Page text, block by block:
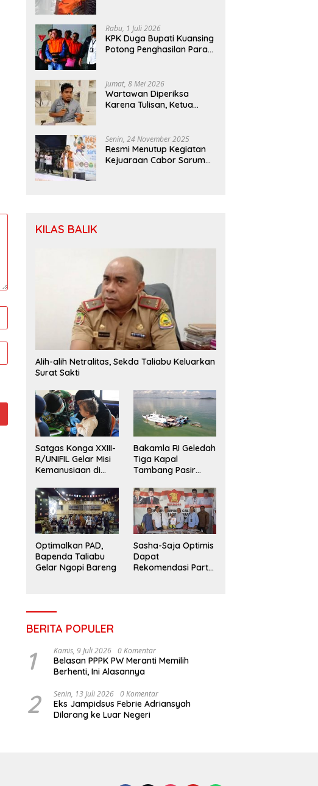
Rabu, 1 Juli 2026
KPK Duga Bupati Kuansing
Potong Penghasilan Para
Jumat, 8 Mei 2026
Wartawan Diperiksa
Karena Tulisan, Ketua
Dewan Pers
Senin, 24 November 2025
Resmi Menutup Kegiatan
Kejuaraan Cabor Saruma,
KILAS BALIK
Alih-alih Netralitas, Sekda Taliabu Keluarkan
Surat Sakti
Satgas Konga XXIII-
R/UNIFIL Gelar Misi
Kemanusiaan di
Bakamla RI Geledah
Tiga Kapal
Tambang Pasir
Karimun
Optimalkan PAD,
Bapenda Taliabu
Gelar Ngopi Bareng
Sasha-Saja Optimis
Dapat
Rekomendasi Partai
BERITA POPULER
1 Kamis, 9 Juli 2026 0 Komentar
Belasan PPPK PW Meranti Memilih
Berhenti, Ini Alasannya
2 Senin, 13 Juli 2026 0 Komentar
Eks Jampidsus Febrie Adriansyah
Dilarang ke Luar Negeri